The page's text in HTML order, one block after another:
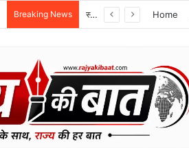
Breaking News स्वतंत्रता दिवस समारोह की तैयारियां तेज, डीएम ने की तैयारियों की समीक्षा Home